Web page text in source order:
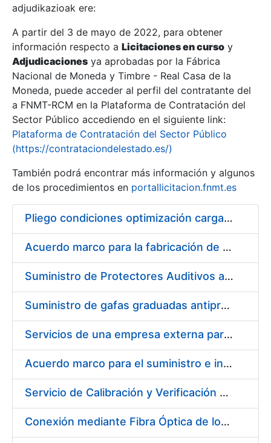
Erakutsi/Ezkutatu
Erakutsi/Ezkutatu
Erakutsi/Ezkutatu
Erakutsi/Ezkutatu
adjudikazioak ere:
A partir del 3 de mayo de 2022, para obtener
información respecto a Licitaciones en curso y
Adjudicaciones ya aprobadas por la Fábrica
Nacional de Moneda y Timbre - Real Casa de la
Moneda, puede acceder al perfil del contratante del
a FNMT-RCM en la Plataforma de Contratación del
Sector Público accediendo en el siguiente link:
Plataforma de Contratación del Sector Público
(https://contrataciondelestado.es/)
También podrá encontrar más información y algunos
de los procedimientos en portallicitacion.fnmt.es
Pliego condiciones optimización cargas compras firmado
Acuerdo marco para la fabricación de piezas
Suministro de Protectores Auditivos a medida para las personas trabajadoras de los Centros de Trabajo de Madrid y Burgos
Suministro de gafas graduadas antiproyecciones para los trabajadores de la FNMT-RCM en los centros de trabajo de Madrid y Burgos
Servicios de una empresa externa para el asesoramiento y resolución de los recursos de alzada que se presentan relacionados con procesos de selección para la FNMT-RCM
Acuerdo marco para el suministro e instalación de persianas, estores y otros complementos
Servicio de Calibración y Verificación Externa de los Equipos de Medición del Servicio de Prevención de la FNMT-RCM
Conexión mediante Fibra Óptica de los Centros de Proceso de Datos (CPDs) de las sedes de la FNMT-RCM de Burgos y Madrid